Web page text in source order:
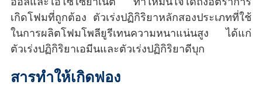
เกิดโฟมที่ถูกต้อง ตัวเร่งปฏิกิริยาหลักสองประเภทที่ใช้
ในการผลิตโฟมโพลียูรีเทนความหนาแน่นสูง ได้แก่
ตัวเร่งปฏิกิริยาเอมีนและตัวเร่งปฏิกิริยาดีบุก
สารทำให้เกิดฟอง